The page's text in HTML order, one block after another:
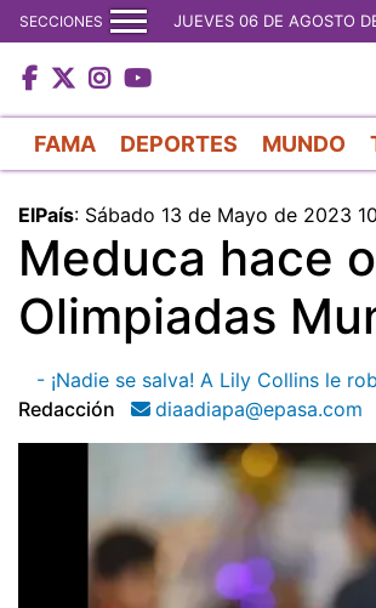
SECCIONES JUEVES 06 DE AGOSTO
FAMA DEPORTES MUNDO
ElPaís: Sábado 13 de Mayo de 2023
Meduca hace
Olimpiadas
- ¡Nadie se salva! A Lily Collins le
Redacción
diaadiapa@epasa.com